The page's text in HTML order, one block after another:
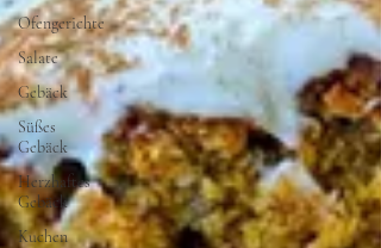
Ofengerichte
Salate
Gebäck
Süßes
Gebäck
Herzhaftes
Gebäck
Kuchen